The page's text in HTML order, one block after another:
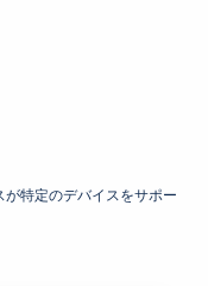
が特定のデバイスをサポー